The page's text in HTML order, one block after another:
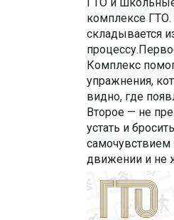
комплексе ГТО.
складывается
Комплекс
упражнения,
видно, где
Второе — не
устать и
самочувствием
движении и не